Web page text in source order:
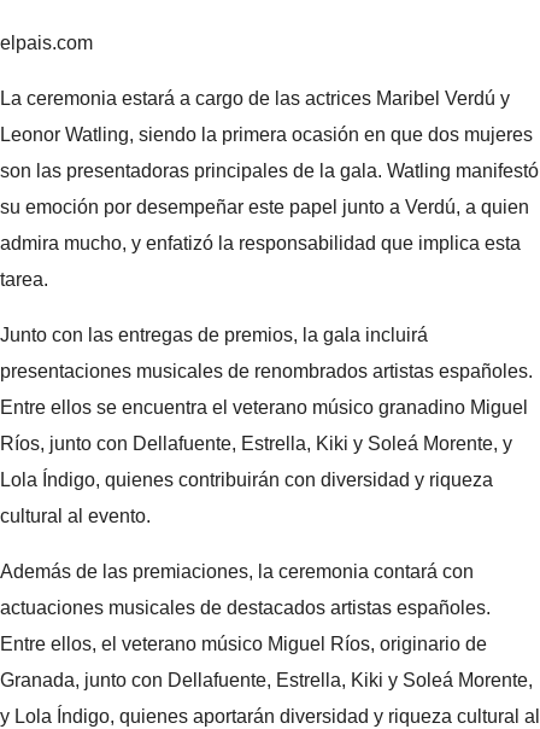
elpais.com
La ceremonia estará a cargo de las actrices Maribel Verdú y
Leonor Watling, siendo la primera ocasión en que dos mujeres
son las presentadoras principales de la gala. Watling manifestó
su emoción por desempeñar este papel junto a Verdú, a quien
admira mucho, y enfatizó la responsabilidad que implica esta
tarea.
Junto con las entregas de premios, la gala incluirá
presentaciones musicales de renombrados artistas españoles.
Entre ellos se encuentra el veterano músico granadino Miguel
Ríos, junto con Dellafuente, Estrella, Kiki y Soleá Morente, y
Lola Índigo, quienes contribuirán con diversidad y riqueza
cultural al evento.
Además de las premiaciones, la ceremonia contará con
actuaciones musicales de destacados artistas españoles.
Entre ellos, el veterano músico Miguel Ríos, originario de
Granada, junto con Dellafuente, Estrella, Kiki y Soleá Morente,
y Lola Índigo, quienes aportarán diversidad y riqueza cultural al